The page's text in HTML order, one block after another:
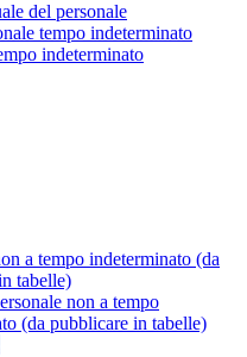
del personale
tempo indeterminato
indeterminato
a tempo indeterminato (da
tabelle)
non a tempo
(da pubblicare in tabelle)